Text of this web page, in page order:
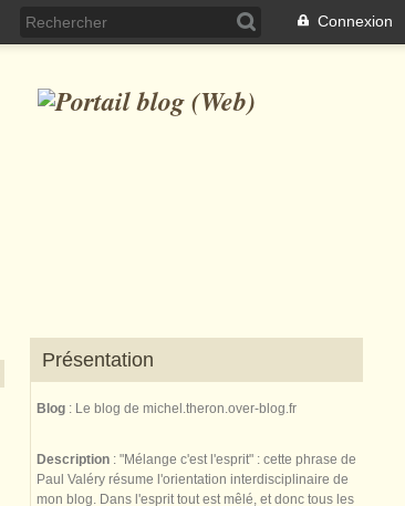
Connexion
Présentation
Blog : Le blog de michel.theron.over-blog.fr
Description : "Mélange c'est l'esprit" : cette phrase de
Paul Valéry résume l'orientation interdisciplinaire de
mon blog. Dans l'esprit tout est mêlé, et donc tous les